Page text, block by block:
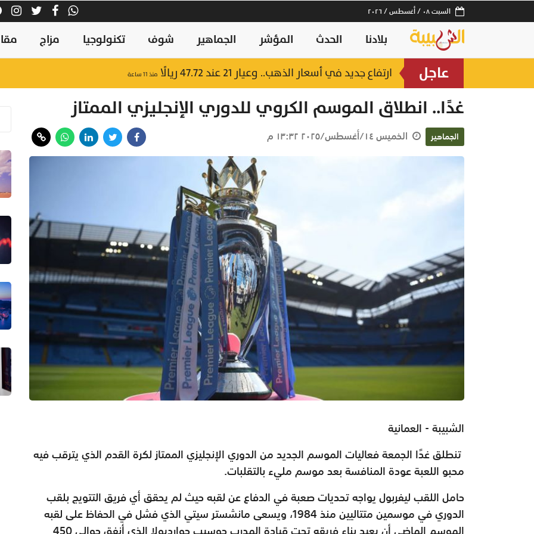
السبت ٠٨ / أغسطس / ٢٠٢٦
بلادنا الحدث المؤشر الجماهير شوف تكنولوجيا مزاج
عاجل ارتفاع جديد في أسعار الذهب.. وعيار 21 عند 47.72 ريالًا منذ ١١ ساعة
غدًا.. انطلاق الموسم الكروي للدوري الإنجليزي الممتاز
الجماهير الخميس ١٤/أغسطس/٢٠٢٥ ١٣:٣٢ م
الشبيبة - العمانية
تنطلق غدًا الجمعة فعاليات الموسم الجديد من الدوري الإنجليزي الممتاز لكرة القدم الذي يترقب فيه
محبو اللعبة عودة المنافسة بعد موسم مليء بالتقلبات.
حامل اللقب ليفربول يواجه تحديات صعبة في الدفاع عن لقبه حيث لم يحقق أي فريق التتويج بلقب
الدوري في موسمين متتاليين منذ 1984، ويسعى مانشستر سيتي الذي فشل في الحفاظ على لقبه